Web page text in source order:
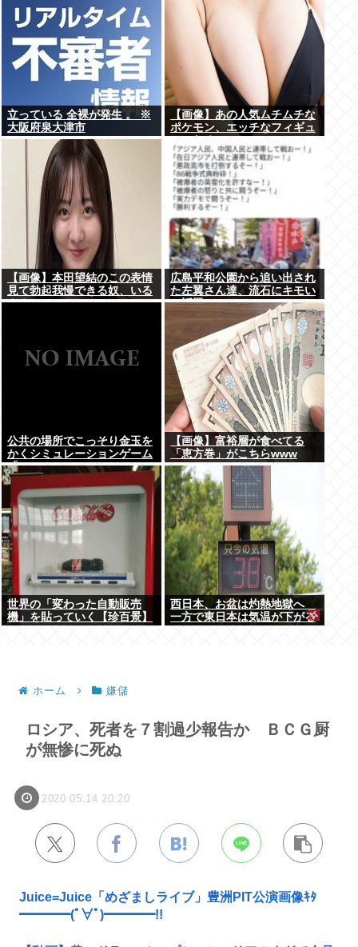
立っている 全裸が発生 。 ※
大阪府泉大津市
【画像】あの人気ムチムチな
ポケモン、エッチなフィギュ
【画像】本田望結のこの表情
見て勃起我慢できる奴、いる
ん？
広島平和公園から追い出され
た左翼さん達、流石にキモい
と話題に
公共の場所でこっそり金玉を
かくシミュレーションゲーム
「Ball Scratch Simulator」
がSteamで発表される
【画像】富裕層が食べてる
「恵方巻」がこちらwww
世界の「変わった自動販売
機」を貼っていく【珍百景】
西日本、お盆は灼熱地獄へ
一方で東日本は気温が下がる
ホーム 嫌儲
ロシア、死者を７割過少報告か ＢＣＧ厨
が無惨に死ぬ
2020.05.14 20:20
Juice=Juice「めざましライブ」豊洲PIT公演画像ｷﾀ
━━━━(ﾟ∀ﾟ)━━━━!!